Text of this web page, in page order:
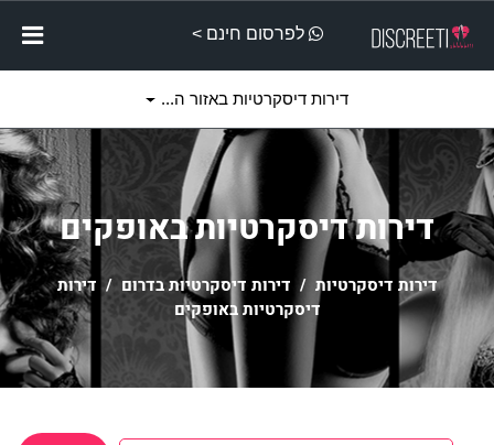
לפרסום חינם >
דירות דיסקרטיות באזור ה...
דירות דיסקרטיות באופקים
דירות דיסקרטיות / דירות דיסקרטיות בדרום/ דירות
דיסקרטיות באופקים